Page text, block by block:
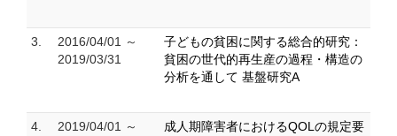
3.
2016/04/01 ～
2019/03/31
子どもの貧困に関する総合的研究：
貧困の世代的再生産の過程・構造の
分析を通して 基盤研究A
4. 2019/04/01 ～
成人期障害者におけるQOLの規定要